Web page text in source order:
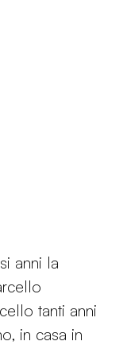
anni la
tanti anni
in casa in